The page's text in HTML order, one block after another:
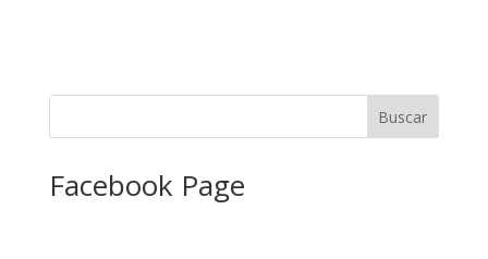
Facebook Page